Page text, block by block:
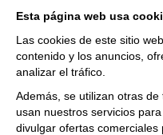
Flauta
MARCA
MIYAZAWA
Aún no
Esta página web usa
Las cookies de este sitio
contenido y los anuncios,
analizar el tráfico.
Además, se utilizan otras
usan nuestros servicios
divulgar ofertas